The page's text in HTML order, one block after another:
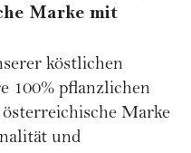
Marke mit
köstlichen
100% pflanzlichen
Marke
und